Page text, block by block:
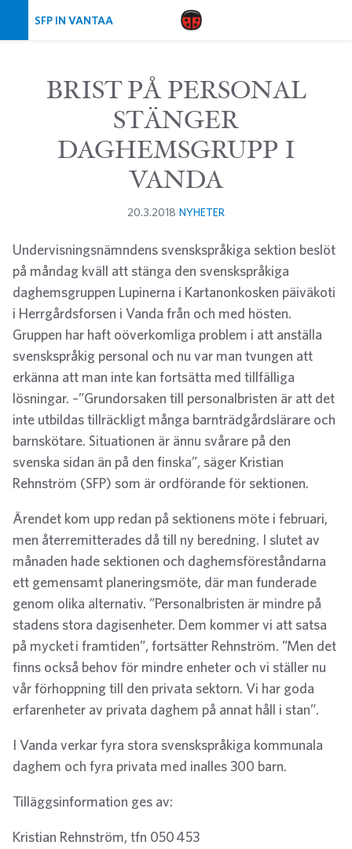
SFP IN VANTAA
BRIST PÅ PERSONAL
STÄNGER
DAGHEMSGRUPP I
VANDA
20.3.2018 NYHETER
Undervisningsnämndens svenskspråkiga sektion beslöt
på måndag kväll att stänga den svenskspråkiga
daghemsgruppen Lupinerna i Kartanonkosken päiväkoti
i Herrgårdsforsen i Vanda från och med hösten.
Gruppen har haft oöverkomliga problem i att anställa
svenskspråkig personal och nu var man tvungen att
erkänna att man inte kan fortsätta med tillfälliga
lösningar. –”Grundorsaken till personalbristen är att det
inte utbildas tillräckligt många barnträdgårdslärare och
barnskötare. Situationen är ännu svårare på den
svenska sidan än på den finska”, säger Kristian
Rehnström (SFP) som är ordförande för sektionen.
Ärendet kom upp redan på sektionens möte i februari,
men återremitterades då till ny beredning. I slutet av
månaden hade sektionen och daghemsföreståndarna
ett gemensamt planeringsmöte, där man funderade
genom olika alternativ. ”Personalbristen är mindre på
stadens stora dagisenheter. Dem kommer vi att satsa
på mycket i framtiden”, fortsätter Rehnström. ”Men det
finns också behov för mindre enheter och vi ställer nu
vår förhoppning till den privata sektorn. Vi har goda
erfarenheter av privata daghem på annat håll i stan”.
I Vanda verkar fyra stora svenskspråkiga kommunala
daghem och fyra privata med inalles 300 barn.
Tilläggsinformation ges av:
Kristian Rehnström, tfn 050 453